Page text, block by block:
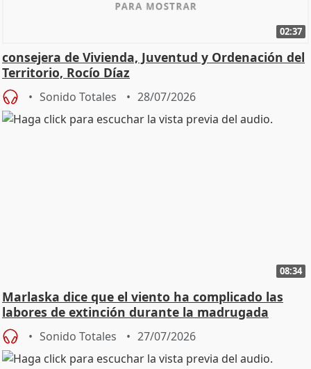
02:37
consejera de Vivienda, Juventud y Ordenación del
Territorio, Rocío Díaz
Sonido Totales 28/07/2026
08:34
Marlaska dice que el viento ha complicado las
labores de extinción durante la madrugada
Sonido Totales 27/07/2026